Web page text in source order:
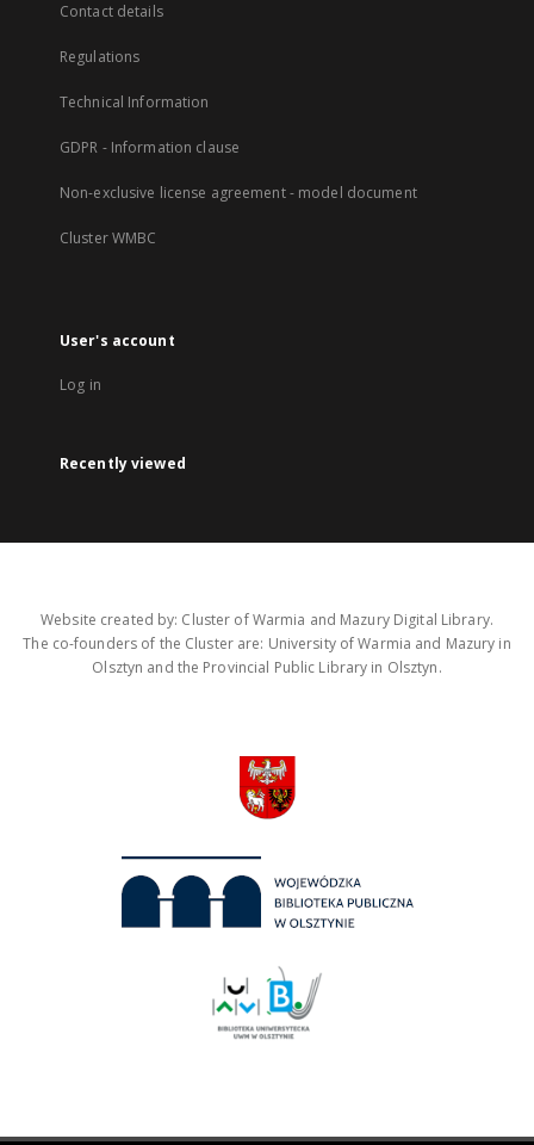
Contact details
Regulations
Technical Information
GDPR - Information clause
Non-exclusive license agreement - model document
Cluster WMBC
User's account
Log in
Recently viewed
Website created by: Cluster of Warmia and Mazury Digital Library.
The co-founders of the Cluster are: University of Warmia and Mazury in
Olsztyn and the Provincial Public Library in Olsztyn.